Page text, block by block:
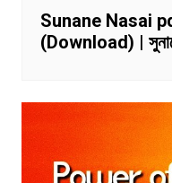
Sunane Nasai
(Download) |